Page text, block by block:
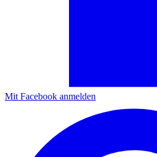
Mit Facebook anmelden